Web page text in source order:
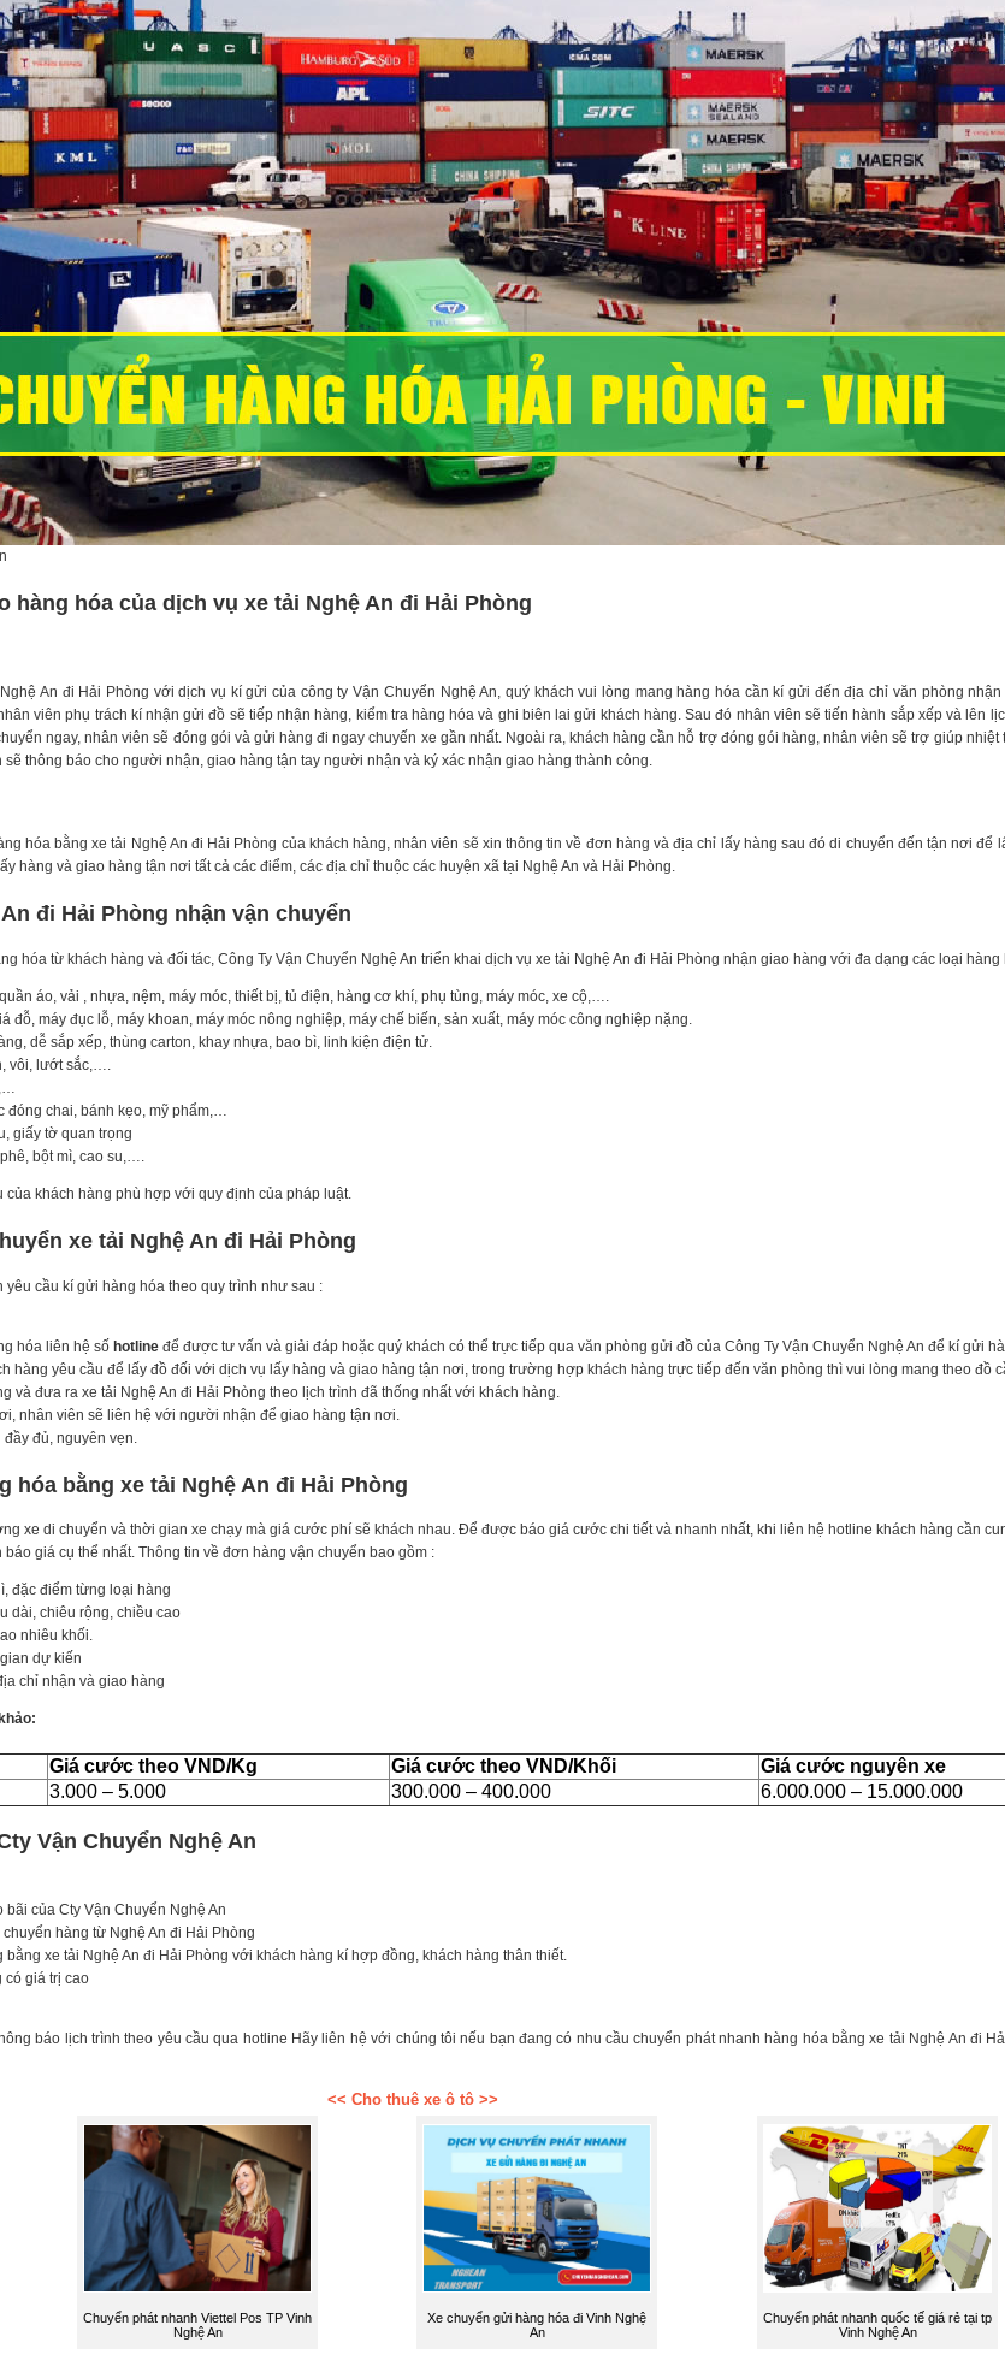
hàng hóa của dịch vụ xe tải Nghệ An đi Hải Phòng
An đi Hải Phòng với dịch vụ kí gửi của công ty Vận Chuyển Nghệ An, quý khách vui lòng mang hàng hóa cần kí gửi đến địa chỉ văn phòng
viên phụ trách kí nhận gửi đồ sẽ tiếp nhận hàng, kiểm tra hàng hóa và ghi biên lai gửi khách hàng. Sau đó nhân viên sẽ tiến hành sắp xếp và lên
ngay, nhân viên sẽ đóng gói và gửi hàng đi ngay chuyến xe gần nhất. Ngoài ra, khách hàng cần hỗ trợ đóng gói hàng, nhân viên sẽ trợ giúp nhiệt
thông báo cho người nhận, giao hàng tận tay người nhận và ký xác nhận giao hàng thành công.
hóa bằng xe tải Nghệ An đi Hải Phòng của khách hàng, nhân viên sẽ xin thông tin về đơn hàng và địa chỉ lấy hàng sau đó di chuyển đến tận nơi để
hàng và giao hàng tận nơi tất cả các điểm, các địa chỉ thuộc các huyện xã tại Nghệ An và Hải Phòng.
đi Hải Phòng nhận vận chuyển
hóa từ khách hàng và đối tác, Công Ty Vận Chuyển Nghệ An triển khai dịch vụ xe tải Nghệ An đi Hải Phòng nhận giao hàng với đa dạng các loại hàng
áo, vải , nhựa, nệm, máy móc, thiết bị, tủ điện, hàng cơ khí, phụ tùng, máy móc, xe cộ,….
đỗ, máy đục lỗ, máy khoan, máy móc nông nghiệp, máy chế biến, sản xuất, máy móc công nghiệp nặng.
dễ sắp xếp, thùng carton, khay nhựa, bao bì, linh kiện điện tử.
vôi, lướt sắc,….
chai, bánh kẹo, mỹ phẩm,…
giấy tờ quan trọng
bột mì, cao su,….
của khách hàng phù hợp với quy định của pháp luật.
xe tải Nghệ An đi Hải Phòng
cầu kí gửi hàng hóa theo quy trình như sau :
hóa liên hệ số hotline để được tư vấn và giải đáp hoặc quý khách có thể trực tiếp qua văn phòng gửi đồ của Công Ty Vận Chuyển Nghệ An để kí gửi
hàng yêu cầu để lấy đồ đối với dịch vụ lấy hàng và giao hàng tận nơi, trong trường hợp khách hàng trực tiếp đến văn phòng thì vui lòng mang theo đồ
và đưa ra xe tải Nghệ An đi Hải Phòng theo lịch trình đã thống nhất với khách hàng.
nhân viên sẽ liên hệ với người nhận để giao hàng tận nơi.
đủ, nguyên vẹn.
hóa bằng xe tải Nghệ An đi Hải Phòng
xe di chuyển và thời gian xe chạy mà giá cước phí sẽ khách nhau. Để được báo giá cước chi tiết và nhanh nhất, khi liên hệ hotline khách hàng cần
giá cụ thể nhất. Thông tin về đơn hàng vận chuyển bao gồm :
đặc điểm từng loại hàng
dài, chiêu rộng, chiều cao
nhiêu khối.
dự kiến
chỉ nhận và giao hàng
Giá cước theo VND/Kg Giá cước theo VND/Khối
Giá cước nguyên xe
3.000 – 5.000 300.000 – 400.000 6.000.000 – 15.000.000
Vận Chuyển Nghệ An
của Cty Vận Chuyển Nghệ An
hàng từ Nghệ An đi Hải Phòng
xe tải Nghệ An đi Hải Phòng với khách hàng kí hợp đồng, khách hàng thân thiết.
có giá trị cao
báo lịch trình theo yêu cầu qua hotline Hãy liên hệ với chúng tôi nếu bạn đang có nhu cầu chuyển phát nhanh hàng hóa bằng xe tải Nghệ An đi
<< Cho thuê xe ô tô >>
Chuyển phát nhanh Viettel Pos TP Vinh
Nghệ An
Xe chuyển gửi hàng hóa đi Vinh Nghệ
An
Chuyển phát nhanh quốc tế giá rẻ tại tp
Vinh Nghệ An